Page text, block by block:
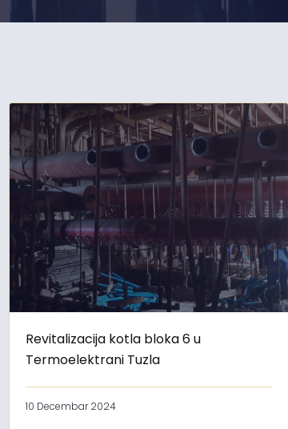
Revitalizacija kotla bloka 6 u
Termoelektrani Tuzla
10 Decembar 2024